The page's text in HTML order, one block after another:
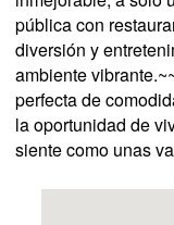
pública con
diversión y
ambiente
perfecta de
la oportunidad de
siente como unas